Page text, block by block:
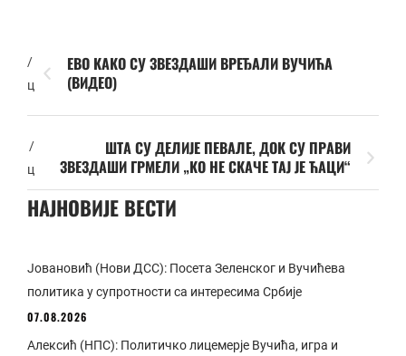
/
ц
ЕВО КАКО СУ ЗВЕЗДАШИ ВРЕЂАЛИ ВУЧИЋА
(ВИДЕО)
/
ц
ШТА СУ ДЕЛИЈЕ ПЕВАЛЕ, ДОК СУ ПРАВИ
ЗВЕЗДАШИ ГРМЕЛИ „КО НЕ СКАЧЕ ТАЈ ЈЕ ЋАЦИ“
НАЈНОВИЈЕ ВЕСТИ
Јовановић (Нови ДСС): Посета Зеленског и Вучићева
политика у супротности са интересима Србије
07.08.2026
Алексић (НПС): Политичко лицемерје Вучића, игра и